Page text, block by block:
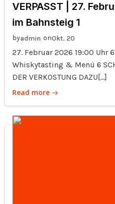
VERPASST | 27.
im Bahnsteig 1
byadmin onOkt. 20
27. Februar 2026 19:00 Uhr
Whiskytasting & Menü 6
DER VERKOSTUNG DAZU[…]
Read more